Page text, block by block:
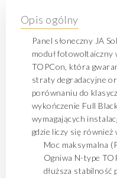
Opis ogólny
Panel słoneczny JA
moduł
TOPCon, która
straty degradacyjne
porównaniu do
wykończenie Full
wymagających
gdzie liczy się również
Moc maksymalna
Ogniwa N-type
dłuższa stabilność